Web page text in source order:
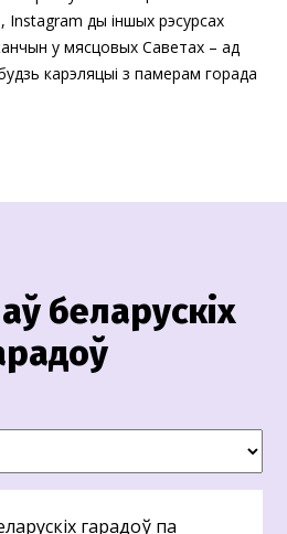
Instagram ды іншых рэсурсах
у мясцовых Саветах – ад
карэляцыі з памерам горада
беларускіх
гарадоў па